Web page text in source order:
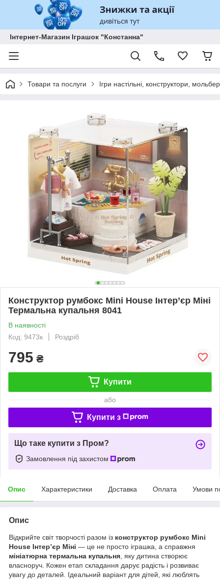
Інтернет-Магазин Іграшок "Констанна"
Товари та послуги Ігри настільні, конструктори,
Конструктор румбокс Mini House Інтер’єр Міні
Термальна купальня 8041
В наявності
Код: 9473к
Роздріб
795 ₴
Купити
або
Купити з
Що таке купити з Пром?
Замовлення під захистом
Опис Характеристики Доставка Оплата Умови
Опис
Відкрийте світ творчості разом із конструктор румбокс Mini
House Інтер’єр Міні — це не просто іграшка, а справжня
мініатюрна термальна купальня , яку дитина створює
власноруч. Кожен етап складання дарує радість і розвиває
увагу до деталей. Ідеальний варіант для дітей, які люблять